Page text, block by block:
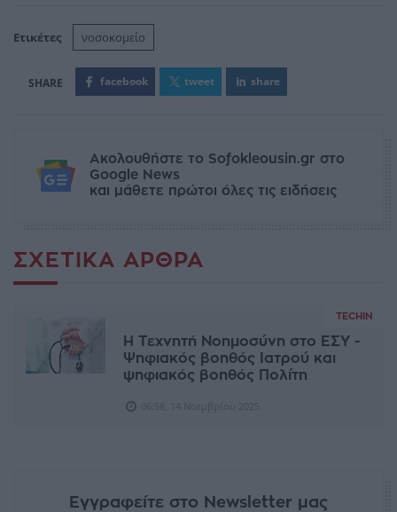
Ετικέτες νοσοκομείο
facebook tweet share
Ακολουθήστε το Sofokleousin.gr στο
Google News
και μάθετε πρώτοι όλες τις ειδήσεις
ΣΧΕΤΙΚΆ ΆΡΘΡΑ
TECHIN
Η Τεχνητή Νοημοσύνη στο ΕΣΥ -
Ψηφιακός βοηθός Ιατρού και
ψηφιακός βοηθός Πολίτη
Εγγραφείτε στο Newsletter μας